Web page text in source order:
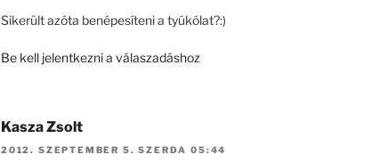
Sikerült azóta benépesíteni a tyúkólat?:)
Be kell jelentkezni a válaszadáshoz
Kasza Zsolt
2012. SZEPTEMBER 5. SZERDA 05:44